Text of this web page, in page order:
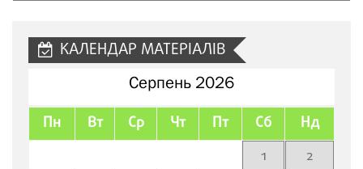
КАЛЕНДАР МАТЕРІАЛІВ
Серпень 2026
Пн Вт Ср Чт Пт Сб Нд
1
2